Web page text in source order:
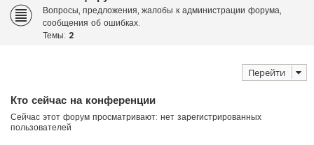
Вопросы, предложения, жалобы к администрации форума,
сообщения об ошибках.
Темы: 2
Перейти
Кто сейчас на конференции
Сейчас этот форум просматривают: нет зарегистрированных
пользователей